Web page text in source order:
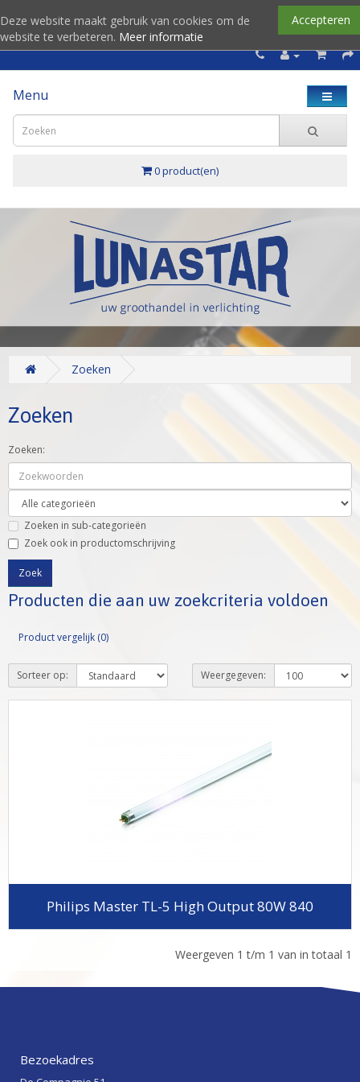
Accepteren
Deze website maakt gebruik van cookies om de
website te verbeteren. Meer informatie
Menu
0 product(en)
Zoeken
Zoeken
Zoeken:
Zoeken in sub-categorieën
Zoek ook in productomschrijving
Producten die aan uw zoekcriteria voldoen
Product vergelijk (0)
Sorteer op: Weergegeven:
Philips Master TL-5 High Output 80W 840
Weergeven 1 t/m 1 van in totaal 1
Bezoekadres